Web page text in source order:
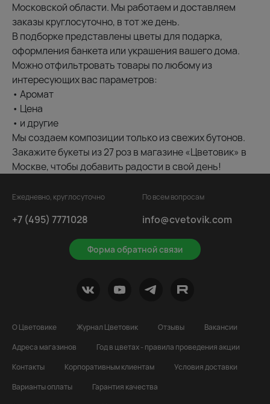
Московской области. Мы работаем и доставляем
заказы круглосуточно, в тот же день.
В подборке представлены цветы для подарка,
оформления банкета или украшения вашего дома.
Можно отфильтровать товары по любому из
интересующих вас параметров:
• Аромат
• Цена
• и другие
Мы создаем композиции только из свежих бутонов.
Закажите букеты из 27 роз в магазине «Цветовик» в
Москве, чтобы добавить радости в свой день!
Ежедневно, круглосуточно
+7 (495) 7771028
Форма обратной связи
По всем вопросам
info@cvetovik.com
О Цветовике Журнал Цветовик Отзывы
Вакансии
Адреса магазинов
Год в цветах - правила проведения акции
Контакты
Корпоративным клиентам
Условия доставки
Варианты оплаты
Гарантия качества